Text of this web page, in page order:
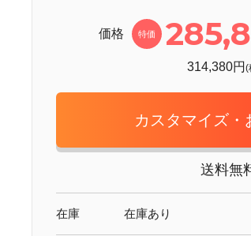
価格 特価
314,380円 (
カスタマイズ・
送料無
在庫 在庫あり